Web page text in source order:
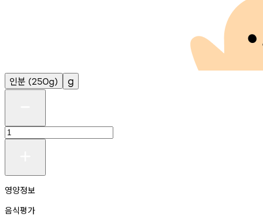
인분 (250g) g
영양정보
음식평가